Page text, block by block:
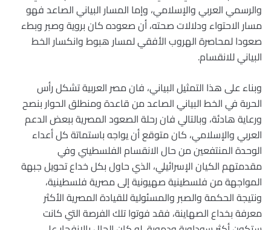
والرسمي العربي والإسلامي، وإما المسار البياني الصاعد فهو
مسار الاحتواء ودلالات صحته، أن صعوده كان بروية وصبر وبطء
صعودا لمحاصرة الهروب الأفقي لمسار هبوط وانكسار الخط
البياني للانقسام.
وبناء على هذا التمثيل البياني، فان مصر العربية تشكل رأس
الحربة في الخط البياني الصاعد من قاعدة ومنطلق الحوار بنصح
ورعاية هادئة، وبالتالي فان رحلة الصعود المصرية ببعض الدعم
العربي والإسلامي، كان متوقع أن يواجه باستماتة كل أعداء
الوحدة المنتفعين من حال الانقسام الفلسطيني وفي
مقدمتهم الكيان الإسرائيلي، الذي حاول بكل خداع تحويل جبهة
المواجهة من فلسطينية صهيونية إلى مصرية فلسطينية،
ونتيجة الحكمة والصبر والمسئولية للقيادة المصرية الأكثر
معرفة بخداع الصهاينة، فقد فوتوا تلك الفرصة التي كانت